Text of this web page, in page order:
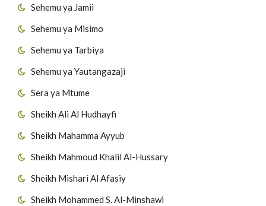
Sehemu ya Jamii
Sehemu ya Misimo
Sehemu ya Tarbiya
Sehemu ya Yautangazaji
Sera ya Mtume
Sheikh Ali Al Hudhayfi
Sheikh Mahamma Ayyub
Sheikh Mahmoud Khalil Al-Hussary
Sheikh Mishari Al Afasiy
Sheikh Mohammed S. Al-Minshawi